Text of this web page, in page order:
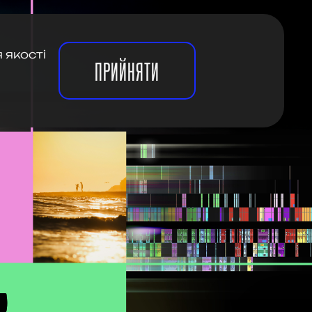
ПРИЙНЯТИ